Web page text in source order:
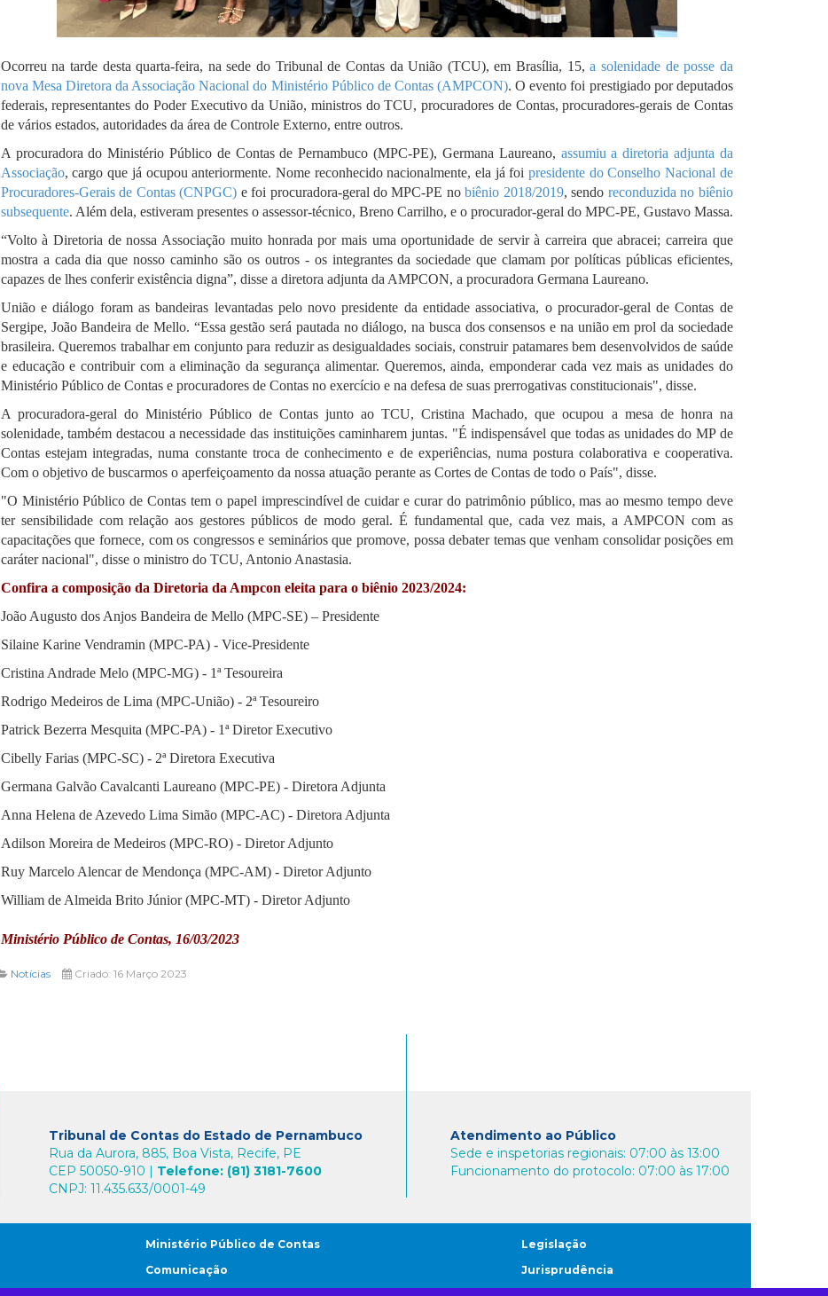
Ocorreu na tarde desta quarta-feira, na sede do Tribunal de Contas da União (TCU), em Brasília, 15,a solenidade de posse da
nova Mesa Diretora da Associação Nacional do Ministério Público de Contas (AMPCON). O evento foi prestigiado por deputados
federais, representantes do Poder Executivo da União, ministros do TCU, procuradores de Contas, procuradores-gerais de Contas
de vários estados, autoridades da área de Controle Externo, entre outros.
A procuradora do Ministério Público de Contas de Pernambuco (MPC-PE), Germana Laureano, assumiu a diretoria adjunta da
Associação, cargo que já ocupou anteriormente. Nome reconhecido nacionalmente, ela já foi presidente do Conselho Nacional de
Procuradores-Gerais de Contas (CNPGC) e foi procuradora-geral do MPC-PE nobiênio 2018/2019, sendo reconduzida no biênio
subsequente. Além dela, estiveram presentes o assessor-técnico, Breno Carrilho, e o procurador-geral do MPC-PE, Gustavo Massa.
“Volto à Diretoria de nossa Associação muito honrada por mais uma oportunidade de servir à carreira que abracei; carreira que
mostra a cada dia que nosso caminho são os outros - os integrantes da sociedade que clamam por políticas públicas eficientes,
capazes de lhes conferir existência digna”, disse a diretora adjunta da AMPCON, a procuradora Germana Laureano.
União e diálogo foram as bandeiras levantadas pelo novo presidente da entidade associativa, o procurador-geral de Contas de
Sergipe, João Bandeira de Mello. “Essa gestão será pautada no diálogo, na busca dos consensos e na união em prol da sociedade
brasileira. Queremos trabalhar em conjunto para reduzir as desigualdades sociais, construir patamares bem desenvolvidos de saúde
e educação e contribuir com a eliminação da segurança alimentar. Queremos, ainda, emponderar cada vez mais as unidades do
Ministério Público de Contas e procuradores de Contas no exercício e na defesa de suas prerrogativas constitucionais", disse.
A procuradora-geral do Ministério Público de Contas junto ao TCU, Cristina Machado, que ocupou a mesa de honra na
solenidade, também destacou a necessidade das instituições caminharem juntas. "É indispensável que todas as unidades do MP de
Contas estejam integradas, numa constante troca de conhecimento e de experiências, numa postura colaborativa e cooperativa.
Com o objetivo de buscarmos o aperfeiçoamento da nossa atuação perante as Cortes de Contas de todo o País", disse.
"O Ministério Público de Contas tem o papel imprescindível de cuidar e curar do patrimônio público, mas ao mesmo tempo deve
ter sensibilidade com relação aos gestores públicos de modo geral. É fundamental que, cada vez mais, a AMPCON com as
capacitações que fornece, com os congressos e seminários que promove, possa debater temas que venham consolidar posições em
caráter nacional", disse o ministro do TCU, Antonio Anastasia.
Confira a composição da Diretoria da Ampcon eleita para o biênio 2023/2024:
João Augusto dos Anjos Bandeira de Mello (MPC-SE) – Presidente
Silaine Karine Vendramin (MPC-PA) - Vice-Presidente
Cristina Andrade Melo (MPC-MG) - 1ª Tesoureira
Rodrigo Medeiros de Lima (MPC-União) - 2ª Tesoureiro
Patrick Bezerra Mesquita (MPC-PA) - 1ª Diretor Executivo
Cibelly Farias (MPC-SC) - 2ª Diretora Executiva
Germana Galvão Cavalcanti Laureano (MPC-PE) - Diretora Adjunta
Anna Helena de Azevedo Lima Simão (MPC-AC) - Diretora Adjunta
Adilson Moreira de Medeiros (MPC-RO) - Diretor Adjunto
Ruy Marcelo Alencar de Mendonça (MPC-AM) - Diretor Adjunto
William de Almeida Brito Júnior (MPC-MT) - Diretor Adjunto
Ministério Público de Contas, 16/03/2023
Notícias Criado: 16 Março 2023
Tribunal de Contas do Estado de Pernambuco
Rua da Aurora, 885, Boa Vista, Recife, PE
CEP 50050-910 | Telefone: (81) 3181-7600
CNPJ: 11.435.633/0001-49
Atendimento ao Público
Sede e inspetorias regionais: 07:00 às 13:00
Funcionamento do protocolo: 07:00 às 17:00
Ministério Público de Contas
Comunicação
Legislação
Jurisprudência